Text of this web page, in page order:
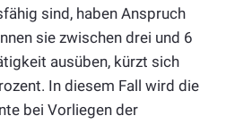
sind, haben Anspruch
sie zwischen drei und 6
ausüben, kürzt sich
In diesem Fall wird die
bei Vorliegen der